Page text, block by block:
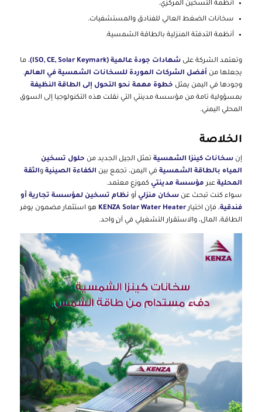
أنظمة التسخين المركزي.
سخانات الضغط العالي للفنادق والمستشفيات.
أنظمة التدفئة المنزلية بالطاقة الشمسية.
وتعتمد الشركة على شهادات جودة عالمية (ISO, CE, Solar Keymark)
، ما
يجعلها من أفضل الشركات الموردة للسخانات الشمسية في العالم.
وجودها في اليمن يمثل خطوة مهمة نحو التحول إلى الطاقة النظيفة
بمسؤولية تامة من مؤسسة مدينتي التي نقلت هذه التكنولوجيا إلى السوق
المحلي اليمني.
الخلاصة
إن سخانات كينزا الشمسيةتمثل الجيل الجديد من حلول تسخين
المياه بالطاقة الشمسيةفي اليمن، تجمع بين الكفاءة الصينيةوالثقة
المحليةعبرمؤسسة مدينتي كموزع معتمد.
سواء كنت تبحث عن سخان منزلي أو نظام تسخين لمؤسسة تجارية أو
فندقية، فإن اختيارKENZA Solar Water Heater هو استثمار مضمون يوفر
الطاقة، المال، والاستقرار التشغيلي في آنٍ واحد.